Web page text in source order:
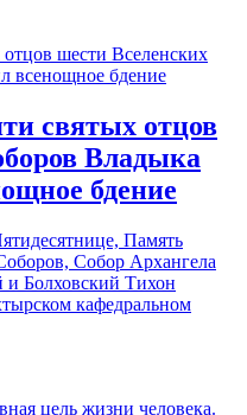
святых отцов
Владыка
бдение
Память
Собор Архангела
и Болховский Тихон
кафедральном